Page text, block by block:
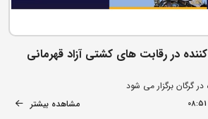
در رقابت های کشتی آزاد قهرمانی
08:51 مشاهده بیشتر